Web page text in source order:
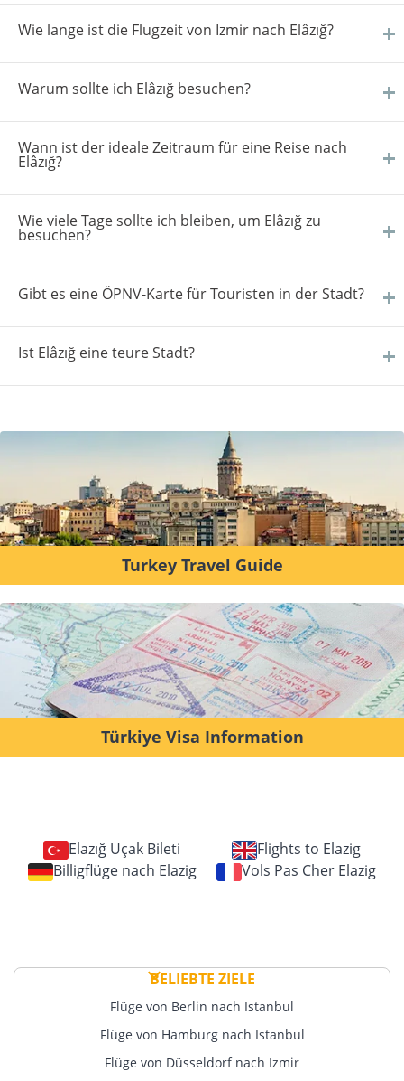
Wie lange ist die Flugzeit von Izmir nach Elâzığ?
Warum sollte ich Elâzığ besuchen?
Wann ist der ideale Zeitraum für eine Reise nach
Elâzığ?
Wie viele Tage sollte ich bleiben, um Elâzığ zu
besuchen?
Gibt es eine ÖPNV-Karte für Touristen in der Stadt?
Ist Elâzığ eine teure Stadt?
Turkey Travel Guide
Türkiye Visa Information
Elazığ Uçak Bileti
Flights to Elazig
Billigflüge nach Elazig
Vols Pas Cher Elazig
BELIEBTE ZIELE
Flüge von Berlin nach Istanbul
Flüge von Hamburg nach Istanbul
Flüge von Düsseldorf nach Izmir